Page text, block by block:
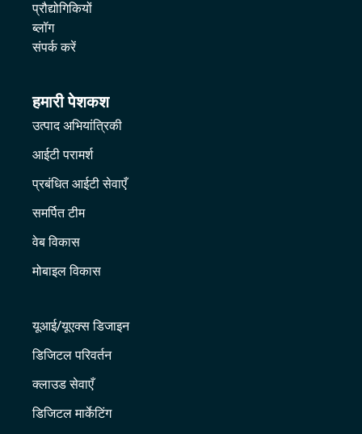
प्रौद्योगिकियों
ब्लॉग
संपर्क करें
हमारी पेशकश
उत्पाद अभियांत्रिकी
आईटी परामर्श
प्रबंधित आईटी सेवाएँ
समर्पित टीम
वेब विकास
मोबाइल विकास
यूआई/यूएक्स डिजाइन
डिजिटल परिवर्तन
क्लाउड सेवाएँ
डिजिटल मार्केटिंग